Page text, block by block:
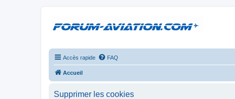
Accès rapide FAQ
Accueil
Supprimer les cookies